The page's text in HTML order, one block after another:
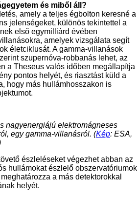
és miből áll?
amely a teljes égbolton keresné a
jelenségeket, különös tekintettel a
első egymilliárd évében
amelyek vizsgálata segít
életciklusát. A gamma-villanások
szupernóva-robbanás lehet, az
a Theseus valós időben megállapítja
pontos helyét, és riasztást küld a
hogy más hullámhosszakon is
nagyenergiájú elektromágneses
egy gamma-villanásról. (Kép: ESA,
észleléseket végezhet abban az
hullámokat észlelő obszervatóriumok
a más detektorokkal
helyét.